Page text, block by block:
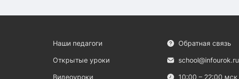
Наши педагоги
Открытые уроки
Видеоуроки
Обратная связь
school@infourok.ru
10:00 – 22:00 мск